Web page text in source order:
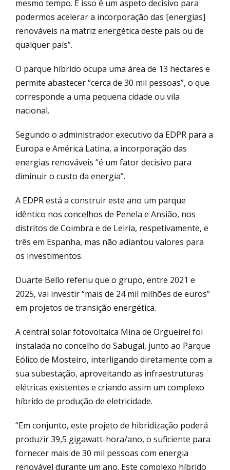
mesmo tempo. E isso é um aspeto decisivo para
podermos acelerar a incorporação das [energias]
renováveis na matriz energética deste país ou de
qualquer país”.
O parque híbrido ocupa uma área de 13 hectares e
permite abastecer “cerca de 30 mil pessoas”, o que
corresponde a uma pequena cidade ou vila
nacional.
Segundo o administrador executivo da EDPR para a
Europa e América Latina, a incorporação das
energias renováveis “é um fator decisivo para
diminuir o custo da energia”.
A EDPR está a construir este ano um parque
idêntico nos concelhos de Penela e Ansião, nos
distritos de Coimbra e de Leiria, respetivamente, e
três em Espanha, mas não adiantou valores para
os investimentos.
Duarte Bello referiu que o grupo, entre 2021 e
2025, vai investir “mais de 24 mil milhões de euros”
em projetos de transição energética.
A central solar fotovoltaica Mina de Orgueirel foi
instalada no concelho do Sabugal, junto ao Parque
Eólico de Mosteiro, interligando diretamente com a
sua subestação, aproveitando as infraestruturas
elétricas existentes e criando assim um complexo
híbrido de produção de eletricidade.
“Em conjunto, este projeto de hibridização poderá
produzir 39,5 gigawatt-hora/ano, o suficiente para
fornecer mais de 30 mil pessoas com energia
renovável durante um ano. Este complexo híbrido